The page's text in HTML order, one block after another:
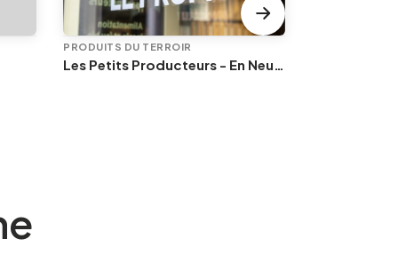
PRODUITS DU TERROIR
Les Petits Producteurs - En Neuvice